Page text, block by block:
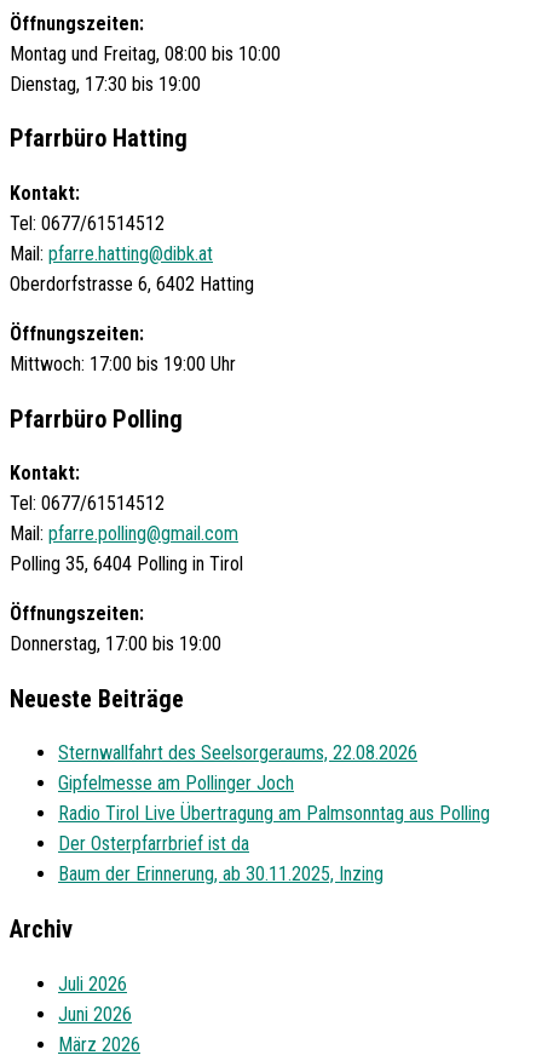
Öffnungszeiten:
Montag und Freitag, 08:00 bis 10:00
Dienstag, 17:30 bis 19:00
Pfarrbüro Hatting
Kontakt:
Tel: 0677/61514512
Mail: pfarre.hatting@dibk.at
Oberdorfstrasse 6, 6402 Hatting
Öffnungszeiten:
Mittwoch: 17:00 bis 19:00 Uhr
Pfarrbüro Polling
Kontakt:
Tel: 0677/61514512
Mail: pfarre.polling@gmail.com
Polling 35, 6404 Polling in Tirol
Öffnungszeiten:
Donnerstag, 17:00 bis 19:00
Neueste Beiträge
Sternwallfahrt des Seelsorgeraums, 22.08.2026
Gipfelmesse am Pollinger Joch
Radio Tirol Live Übertragung am Palmsonntag aus Polling
Der Osterpfarrbrief ist da
Baum der Erinnerung, ab 30.11.2025, Inzing
Archiv
Juli 2026
Juni 2026
März 2026